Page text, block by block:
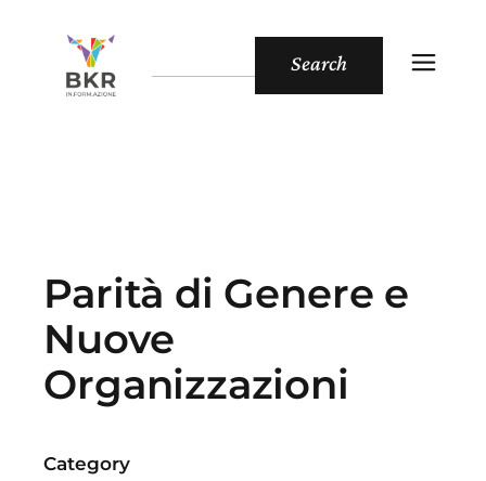
Search
Parità di Genere e
Nuove
Organizzazioni
Category